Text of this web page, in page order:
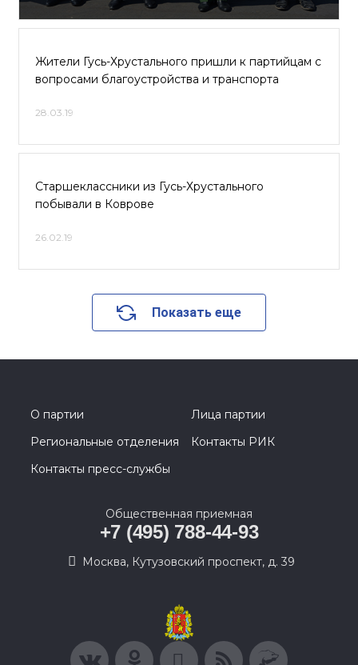
Жители Гусь-Хрустального пришли к партийцам с
вопросами благоустройства и транспорта
28.03.19
Старшеклассники из Гусь-Хрустального
побывали в Коврове
26.02.19
Показать еще
О партии
Лица партии
Региональные отделения
Контакты РИК
Контакты пресс-службы
Общественная приемная
+7 (495) 788-44-93
Москва, Кутузовский проспект, д. 39